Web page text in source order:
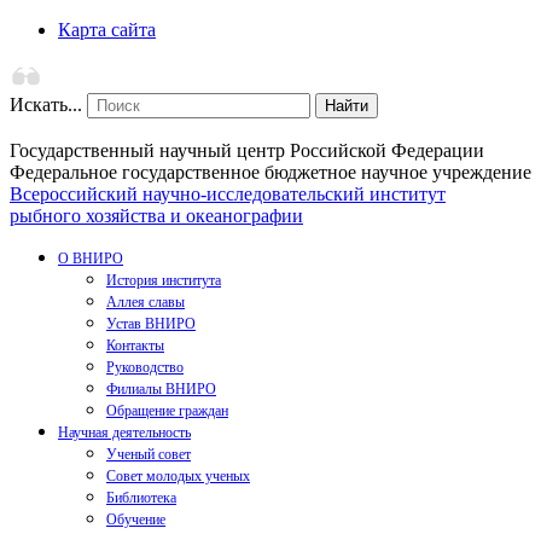
Карта сайта
Искать... Найти
Государственный научный центр Российской Федерации
Федеральное государственное бюджетное научное учреждение
Всероссийский научно-исследовательский институт
рыбного хозяйства и океанографии
О ВНИРО
История института
Аллея славы
Устав ВНИРО
Контакты
Руководство
Филиалы ВНИРО
Обращение граждан
Научная деятельность
Ученый совет
Совет молодых ученых
Библиотека
Обучение